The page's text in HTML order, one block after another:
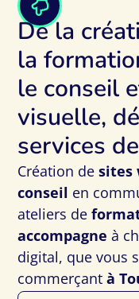
De la
la
le conseil
visuelle,
services
Création desites
conseil en
ateliers de
accompagne à
digital, que vous
commerçant à